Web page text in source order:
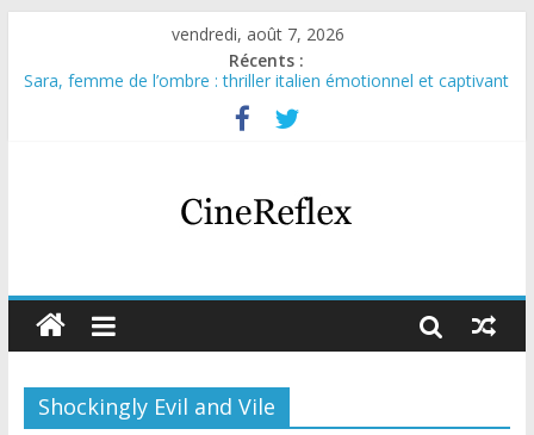
vendredi, août 7, 2026
Récents :
Sara, femme de l’ombre : thriller italien émotionnel et captivant
Journal d’une fille larguée : nouvelle série suédoise sur Netflix
Aema : mini-série sur le tournage d’un film érotique devenu
Glass Heart : excellente série musicale avec Takeru Satō
Olympo, saison 1 : nouvelle série qui séduira les fans de
Shockingly Evil and Vile